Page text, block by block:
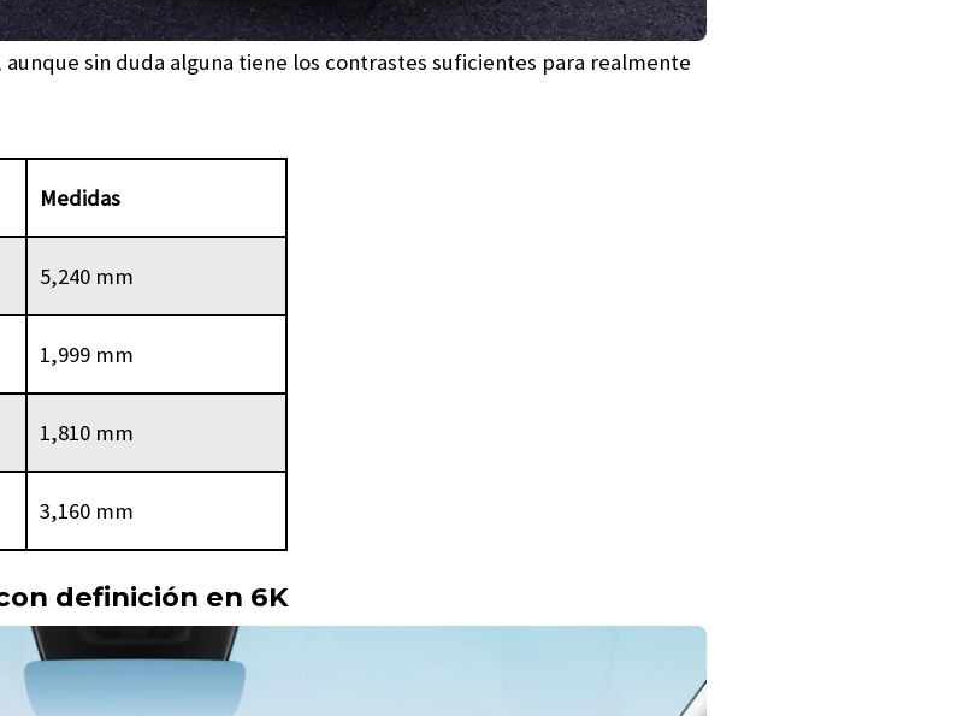
sin duda alguna tiene los contrastes suficientes para realmente
Medidas
5,240 mm
1,999 mm
1,810 mm
3,160 mm
definición en 6K